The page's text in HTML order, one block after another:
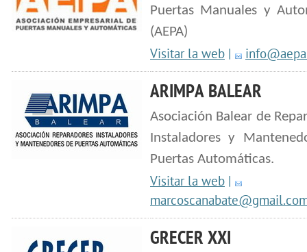
Puertas Manuales y
(AEPA)
Visitar la web |
ARIMPA BALEAR
Asociación Balear de
Instaladores y
Puertas Automáticas.
Visitar la web |
GRECER XXI